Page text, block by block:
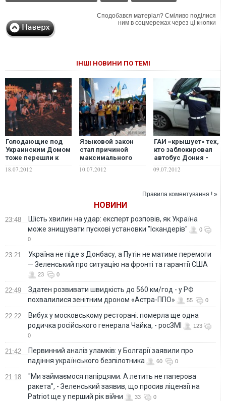
Сподобався матеріал? Сміливо поділися
ним в соцмережах через ці кнопки
ІНШІ НОВИНИ ПО ТЕМІ
Голодающие под
Украинским Домом
тоже перешли к
действиям
18.07.2012
Языковой закон
стал причиной
максимального
протестов за
10.07.2012
ГАИ «крышует» тех,
кто заблокировал
автобус Дония -
09.07.2012
Правила коментування ! »
НОВИНИ
23:48
Шість хвилин на удар: експерт розповів, як Україна
може знищувати пускові установки "Іскандерів"
0
0
23:21
Україна не піде з Донбасу, а Путін не матиме перемоги
— Зеленський про ситуацію на фронті та гарантії США
23 0
22:49
Здатен розвивати швидкість до 560 км/год - у РФ
похвалилися зенітним дроном «Астра-ППО»
55 0
22:22
Вибух у московському ресторані: померла ще одна
родичка російського генерала Чайка, - росЗМІ
123
0
21:42
Первинний аналіз уламків: у Болгарії заявили про
падіння українського безпілотника
60 0
21:18
"Ми займаємося папірцями. А летить не паперова
ракета", - Зеленський заявив, що просив ліцензії на
Patriot ще у перший рік війни
33 0